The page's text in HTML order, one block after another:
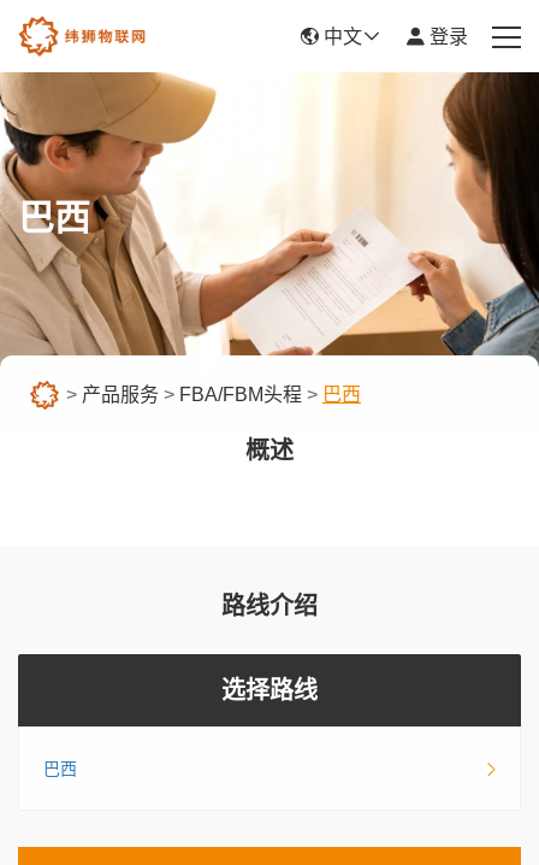
产品服务
新闻资讯
关于我们
帮助中心
平台入驻
中文 登录
巴西
> 产品服务 > FBA/FBM头程 > 巴西
概述
路线介绍
选择路线
巴西